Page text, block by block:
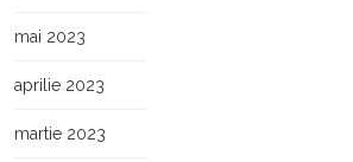
mai 2023
aprilie 2023
martie 2023